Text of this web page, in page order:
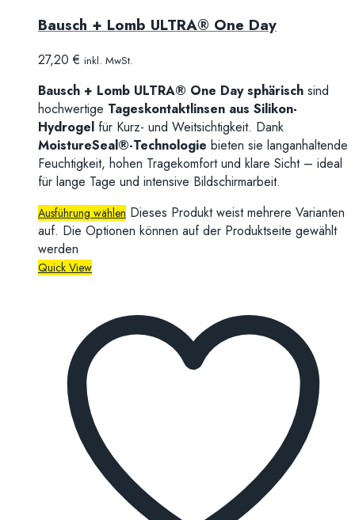
Bausch + Lomb ULTRA® One Day
27,20€ inkl. MwSt.
Bausch + Lomb ULTRA® One Day sphärisch sind
hochwertige Tageskontaktlinsen aus Silikon-
Hydrogel für Kurz- und Weitsichtigkeit. Dank
MoistureSeal®-Technologie bieten sie langanhaltende
Feuchtigkeit, hohen Tragekomfort und klare Sicht – ideal
für lange Tage und intensive Bildschirmarbeit.
Ausführung wählen Dieses Produkt weist mehrere Varianten
auf. Die Optionen können auf der Produktseite gewählt
werden
Quick View